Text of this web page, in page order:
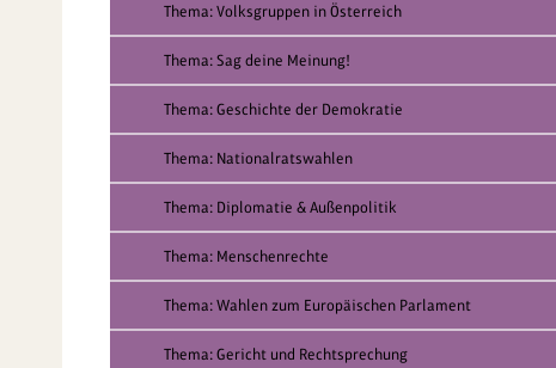
Thema: Volksgruppen in Österreich
Thema: Sag deine Meinung!
Thema: Geschichte der Demokratie
Thema: Nationalratswahlen
Thema: Diplomatie & Außenpolitik
Thema: Menschenrechte
Thema: Wahlen zum Europäischen Parlament
Thema: Gericht und Rechtsprechung